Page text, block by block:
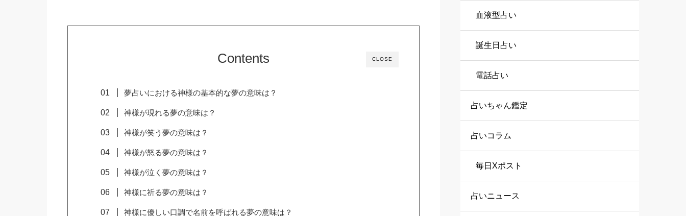
CLOSE
Contents
夢占いにおける神様の基本的な夢の意味は？
神様が現れる夢の意味は？
神様が笑う夢の意味は？
神様が怒る夢の意味は？
神様が泣く夢の意味は？
神様に祈る夢の意味は？
神様に優しい口調で名前を呼ばれる夢の意味は？
血液型占い
誕生日占い
電話占い
占いちゃん鑑定
占いコラム
毎日Xポスト
占いニュース